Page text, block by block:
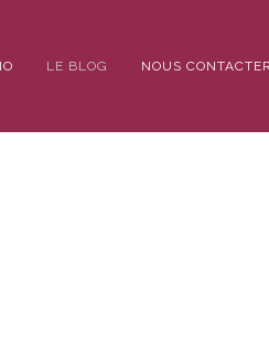
LE BLOG NOUS CONTACTER